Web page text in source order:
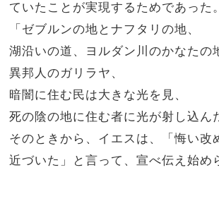
ていたことが実現するためであった。
「ゼブルンの地とナフタリの地、
湖沿いの道、ヨルダン川のかなたの
異邦人のガリラヤ、
暗闇に住む民は大きな光を見、
死の陰の地に住む者に光が射し込ん
そのときから、イエスは、「悔い改
近づいた」と言って、宣べ伝え始め